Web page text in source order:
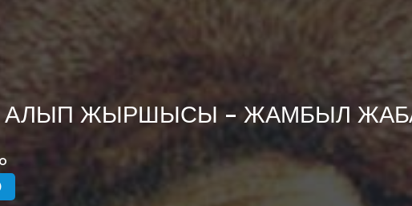
АЛЫП ЖЫРШЫСЫ – ЖАМБЫЛ